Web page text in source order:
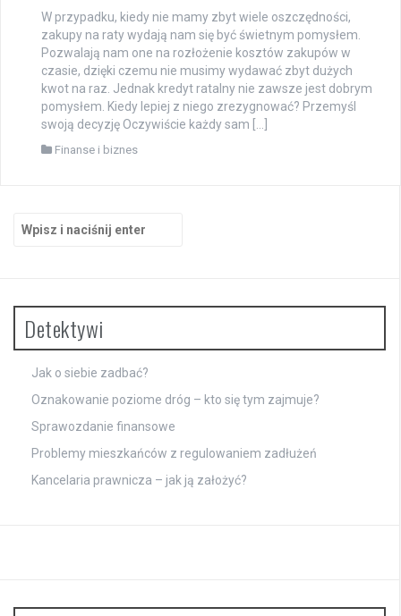
W przypadku, kiedy nie mamy zbyt wiele oszczędności,
zakupy na raty wydają nam się być świetnym pomysłem.
Pozwalają nam one na rozłożenie kosztów zakupów w
czasie, dzięki czemu nie musimy wydawać zbyt dużych
kwot na raz. Jednak kredyt ratalny nie zawsze jest dobrym
pomysłem. Kiedy lepiej z niego zrezygnować? Przemyśl
swoją decyzję Oczywiście każdy sam […]
Finanse i biznes
Detektywi
Jak o siebie zadbać?
Oznakowanie poziome dróg – kto się tym zajmuje?
Sprawozdanie finansowe
Problemy mieszkańców z regulowaniem zadłużeń
Kancelaria prawnicza – jak ją założyć?